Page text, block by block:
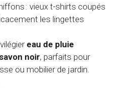
: vieux t-shirts coupés
les lingettes
eau de pluie
savon noir, parfaits pour
ou mobilier de jardin.